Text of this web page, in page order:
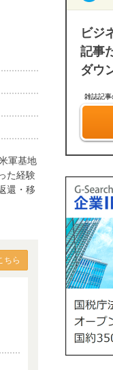
軍基地
た経験
還・移
ちら
ビジ
記事
ダウ
雑誌記